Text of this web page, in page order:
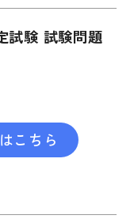
試験 試験問題
こちら